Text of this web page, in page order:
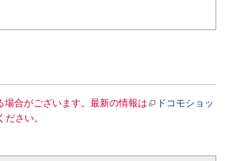
場合がございます。最新の情報は
ドコモショッ
さい。